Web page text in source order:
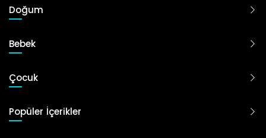
Doğum
Bebek
Çocuk
Popüler İçerikler